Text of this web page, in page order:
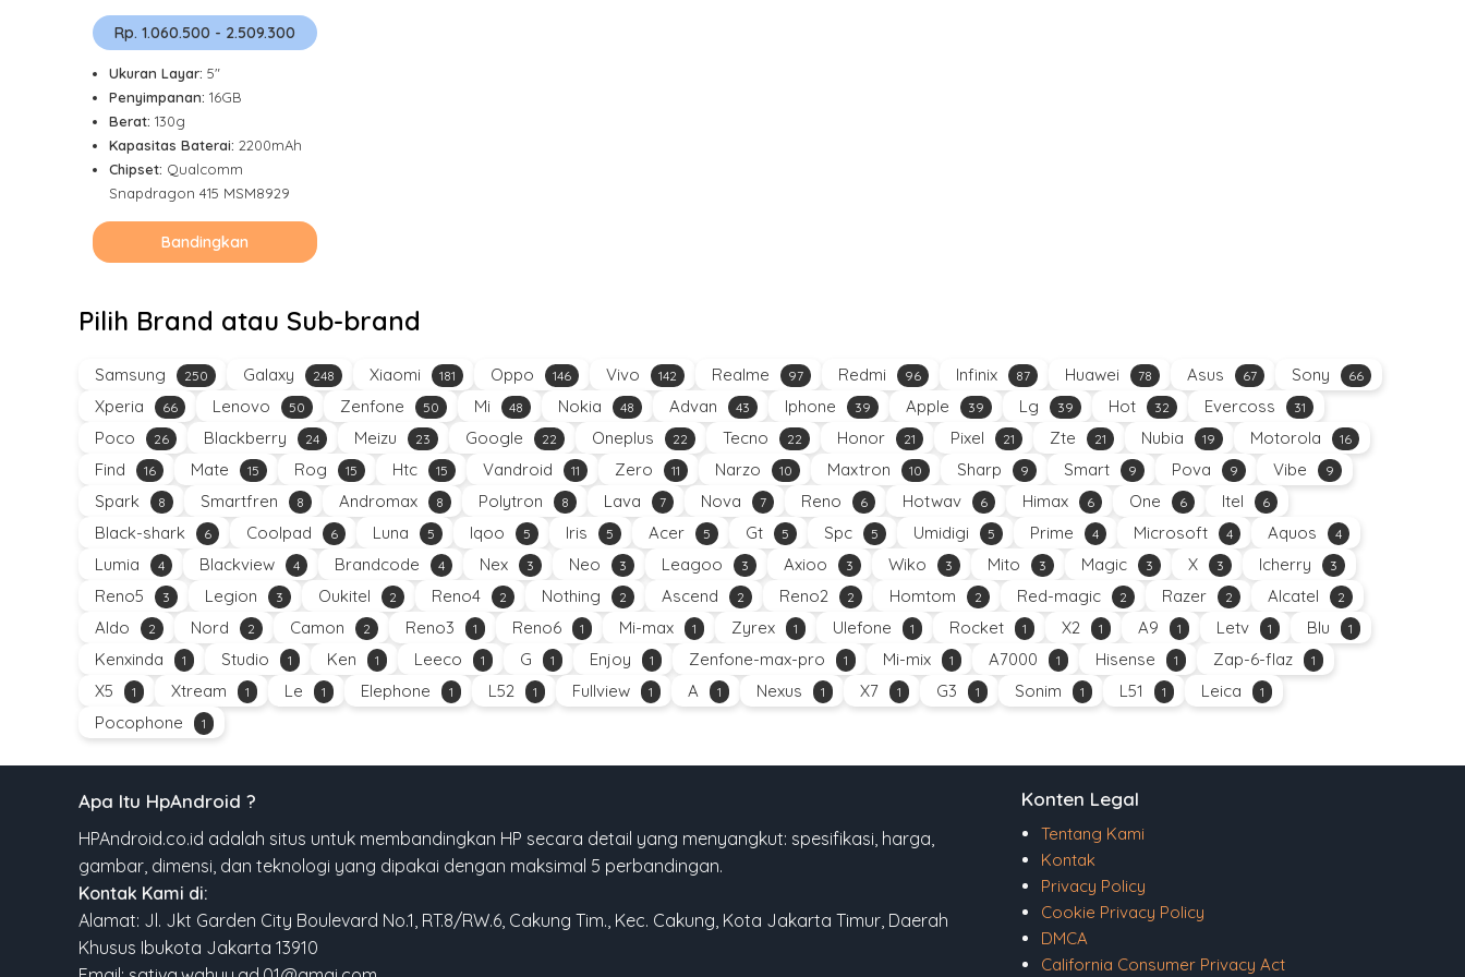
Rp. 1.060.500 - 2.509.300
Ukuran Layar: 5"
Penyimpanan: 16GB
Berat: 130g
Kapasitas Baterai: 2200mAh
Chipset: Qualcomm
Snapdragon 415 MSM8929
Bandingkan
Pilih Brand atau Sub-brand
Samsung 250 Galaxy 248 Xiaomi 181 Oppo 146 Vivo 142 Realme 97 Redmi 96 Infinix 87 Huawei 78 Asus 67 Sony 66
Xperia 66 Lenovo 50 Zenfone 50 Mi 48 Nokia 48 Advan 43 Iphone 39 Apple 39 Lg 39 Hot 32 Evercoss 31
Poco 26 Blackberry 24 Meizu 23 Google 22 Oneplus 22 Tecno 22 Honor 21 Pixel 21 Zte 21 Nubia 19 Motorola 16
Find 16 Mate 15 Rog 15 Htc 15 Vandroid 11 Zero 11 Narzo 10 Maxtron 10 Sharp 9 Smart 9 Pova 9 Vibe 9
Spark 8 Smartfren 8 Andromax 8 Polytron 8 Lava 7 Nova 7 Reno 6 Hotwav 6 Himax 6 One 6 Itel 6
Black-shark 6 Coolpad 6 Luna 5 Iqoo 5 Iris 5 Acer 5 Gt 5 Spc 5 Umidigi 5 Prime 4 Microsoft 4 Aquos 4
Lumia 4 Blackview 4 Brandcode 4 Nex 3 Neo 3 Leagoo 3 Axioo 3 Wiko 3 Mito 3 Magic 3 X 3 Icherry 3
Reno5 3 Legion 3 Oukitel 2 Reno4 2 Nothing 2 Ascend 2 Reno2 2 Homtom 2 Red-magic 2 Razer 2 Alcatel 2
Aldo 2 Nord 2 Camon 2 Reno3 1 Reno6 1 Mi-max 1 Zyrex 1 Ulefone 1 Rocket 1 X2 1 A9 1 Letv 1 Blu 1
Kenxinda 1 Studio 1 Ken 1 Leeco 1 G 1 Enjoy 1 Zenfone-max-pro 1 Mi-mix 1 A7000 1 Hisense 1 Zap-6-flaz 1
X5 1 Xtream 1 Le 1 Elephone 1 L52 1 Fullview 1 A 1 Nexus 1 X7 1 G3 1 Sonim 1 L51 1 Leica 1
Pocophone 1
Apa Itu HpAndroid ?
HPAndroid.co.id adalah situs untuk membandingkan HP secara detail yang menyangkut: spesifikasi, harga,
gambar, dimensi, dan teknologi yang dipakai dengan maksimal 5 perbandingan.
Kontak Kami di:
Alamat: Jl. Jkt Garden City Boulevard No.1, RT.8/RW.6, Cakung Tim., Kec. Cakung, Kota Jakarta Timur, Daerah
Khusus Ibukota Jakarta 13910
Konten Legal
Tentang Kami
Kontak
Privacy Policy
Cookie Privacy Policy
DMCA
California Consumer Privacy Act